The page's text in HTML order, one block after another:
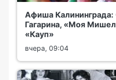
Афиша
Гагарина, «Моя
«Кауп»
вчера, 09:04